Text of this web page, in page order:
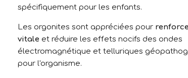
spécifiquement pour les enfants.
Les orgonites sont appréciées pour
vitale et réduire les effets nocifs des ondes
électromagnétique et telluriques
pour l'organisme.